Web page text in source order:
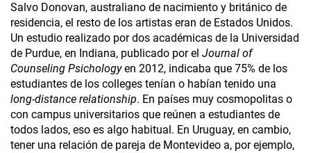
Salvo Donovan, australiano de nacimiento y británico de
residencia, el resto de los artistas eran de Estados Unidos.
Un estudio realizado por dos académicas de la Universidad
de Purdue, en Indiana, publicado por el Journal of
Counseling Psichologyen 2012, indicaba que 75% de los
estudiantes de los colleges tenían o habían tenido una
long-distance relationship. En países muy cosmopolitas o
con campus universitarios que reúnen a estudiantes de
todos lados, eso es algo habitual. En Uruguay, en cambio,
tener una relación de pareja de Montevideo a, por ejemplo,